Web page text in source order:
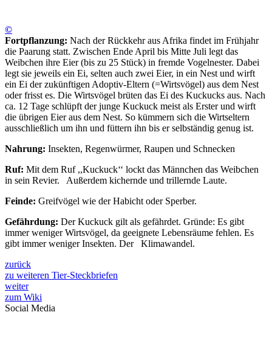
©
Fortpflanzung: Nach der Rückkehr aus Afrika findet im Frühjahr
die Paarung statt. Zwischen Ende April bis Mitte Juli legt das
Weibchen ihre Eier (bis zu 25 Stück) in fremde Vogelnester. Dabei
legt sie jeweils ein Ei, selten auch zwei Eier, in ein Nest und wirft
ein Ei der zukünftigen Adoptiv-Eltern (=Wirtsvögel) aus dem Nest
oder frisst es. Die Wirtsvögel brüten das Ei des Kuckucks aus. Nach
ca. 12 Tage schlüpft der junge Kuckuck meist als Erster und wirft
die übrigen Eier aus dem Nest. So kümmern sich die Wirtseltern
ausschließlich um ihn und füttern ihn bis er selbständig genug ist.
Nahrung: Insekten, Regenwürmer, Raupen und Schnecken
Ruf: Mit dem Ruf ,,Kuckuck‘‘ lockt das Männchen das Weibchen
in sein Revier. Außerdem kichernde und trillernde Laute.
Feinde: Greifvögel wie der Habicht oder Sperber.
Gefährdung: Der Kuckuck gilt als gefährdet. Gründe: Es gibt
immer weniger Wirtsvögel, da geeignete Lebensräume fehlen. Es
gibt immer weniger Insekten. Der Klimawandel.
zurück
zu weiteren Tier-Steckbriefen
weiter
zum Wiki
Social Media